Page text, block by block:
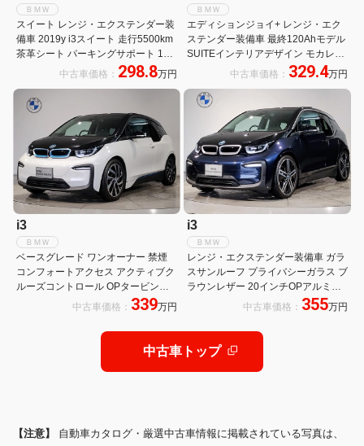
ＢＭＷ
スイート レンジ・エクステンダー装
備車 2019y i3スイート 走行5500km
茶革シート パーキングサポート 19
インチAW ETC 純正ナビ&バックモ
中古車価格： 298.8万円
ＢＭＷ
エディションジョイ+ レンジ・エク
ステンダー装備車 最終120Ahモデル
SUITEインテリアデザイン モカレザ
ーS プラスPKG harman/kardon パー
キングサポート ドライビングアシス
ト+ 19タービンスタイリングAW シ
ートヒーター
中古車価格： 329.4万円
i3
ＢＭＷ
ベースグレード ワンオーナー 禁煙
コンフォートアクセス アクティブク
ルーズコントロール OPタービン
19AW ドライビングアシストプラス
フォートPKG オートAC ミラーETC
中古車価格： 339万円
i3
ＢＭＷ
レンジ・エクステンダー装備車 ガラ
スサンルーフ プライバシーガラス ブ
ラウンレザー 20インチOPアルミホ
イール シートヒーター パーキングア
クルーズコントロール ドライビング
アシストプラス
中古車価格： 355万円
中古車トップ
【注意】 自動車カタログ・厳選中古車情報に掲載されている写真は、